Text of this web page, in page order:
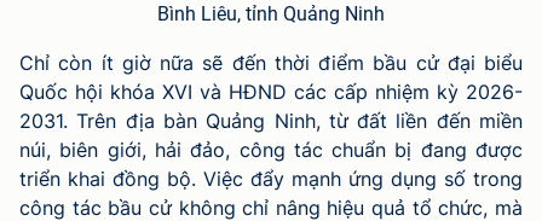
Bình Liêu, tỉnh Quảng Ninh
Chỉ còn ít giờ nữa sẽ đến thời điểm bầu cử đại biểu
Quốc hội khóa XVI và HĐND các cấp nhiệm kỳ 2026-
2031. Trên địa bàn Quảng Ninh, từ đất liền đến miền
núi, biên giới, hải đảo, công tác chuẩn bị đang được
triển khai đồng bộ. Việc đẩy mạnh ứng dụng số trong
công tác bầu cử không chỉ nâng hiệu quả tổ chức, mà